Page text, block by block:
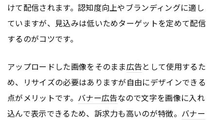
けて配信されます。認知度向上やブランディングに適し
ていますが、見込みは低いためターゲットを定めて配信
するのがコツです。
アップロードした画像をそのまま広告として使用するた
め、リサイズの必要はありますが自由にデザインできる
点がメリットです。 バナー広告なので文字を画像に入れ
込んで表示できるため、訴求力も高いのが特徴。 バナー